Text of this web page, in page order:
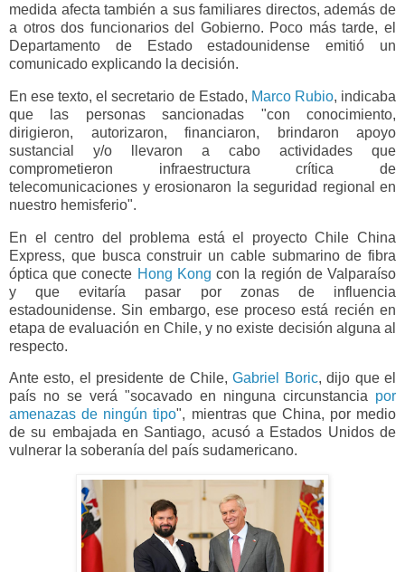
medida afecta también a sus familiares directos, además de
a otros dos funcionarios del Gobierno. Poco más tarde, el
Departamento de Estado estadounidense emitió un
comunicado explicando la decisión.
En ese texto, el secretario de Estado, Marco Rubio, indicaba
que las personas sancionadas "con conocimiento,
dirigieron, autorizaron, financiaron, brindaron apoyo
sustancial y/o llevaron a cabo actividades que
comprometieron infraestructura crítica de
telecomunicaciones y erosionaron la seguridad regional en
nuestro hemisferio".
En el centro del problema está el proyecto Chile China
Express, que busca construir un cable submarino de fibra
óptica que conecte Hong Kong con la región de Valparaíso
y que evitaría pasar por zonas de influencia
estadounidense. Sin embargo, ese proceso está recién en
etapa de evaluación en Chile, y no existe decisión alguna al
respecto.
Ante esto, el presidente de Chile,Gabriel Boric, dijo que el
país no se verá "socavado en ninguna circunstancia por
amenazas de ningún tipo", mientras que China, por medio
de su embajada en Santiago, acusó a Estados Unidos de
vulnerar la soberanía del país sudamericano.